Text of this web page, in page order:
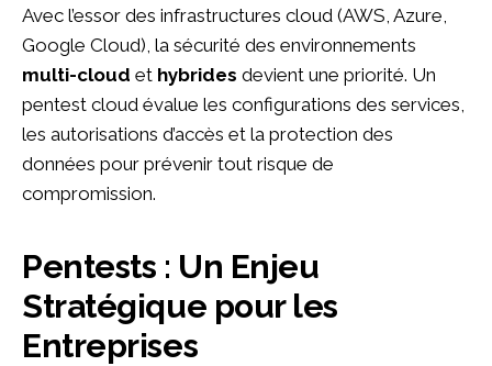
Avec l’essor des infrastructures cloud (AWS, Azure,
Google Cloud), la sécurité des environnements
multi-cloud et hybrides devient une priorité. Un
pentest cloud évalue les configurations des services,
les autorisations d’accès et la protection des
données pour prévenir tout risque de
compromission.
Pentests : Un Enjeu
Stratégique pour les
Entreprises